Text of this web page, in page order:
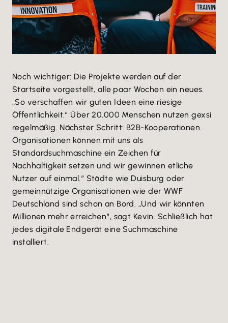
Noch wichtiger: Die Projekte werden auf der
Startseite vorgestellt, alle paar Wochen ein neues.
„So verschaffen wir guten Ideen eine riesige
Öffentlichkeit.“ Über 20.000 Menschen nutzen gexsi
regelmäßig. Nächster Schritt: B2B-Kooperationen.
Organisationen können mit uns als
Standardsuchmaschine ein Zeichen für
Nachhaltigkeit setzen und wir gewinnen etliche
Nutzer auf einmal.“ Städte wie Duisburg oder
gemeinnützige Organisationen wie der WWF
Deutschland sind schon an Bord. „Und wir könnten
Millionen mehr erreichen“, sagt Kevin. Schließlich hat
jedes digitale Endgerät eine Suchmaschine
installiert.